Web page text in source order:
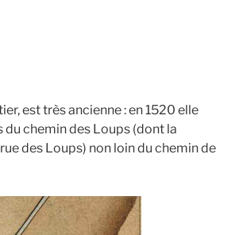
est très ancienne : en 1520 elle
du chemin des Loups (dont la
des Loups) non loin du chemin de